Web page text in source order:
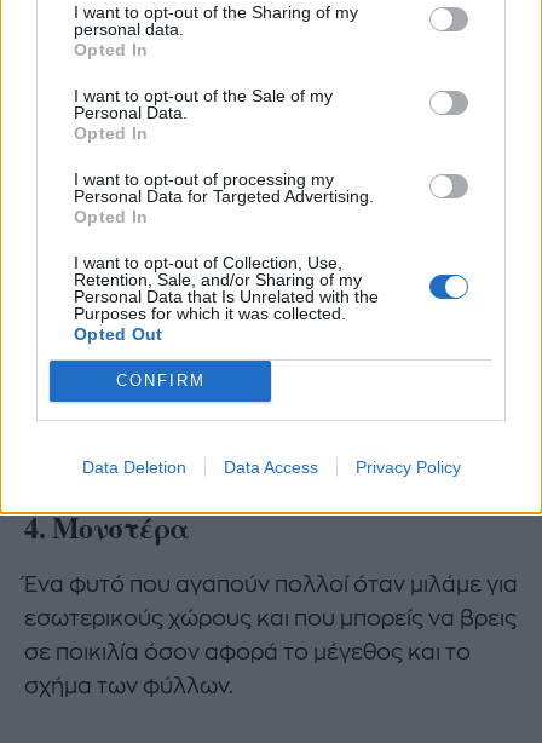
I want to opt-out of the Sharing of my
personal data.
Opted In
I want to opt-out of the Sale of my
Personal Data.
Opted In
I want to opt-out of processing my
Personal Data for Targeted Advertising.
Opted In
I want to opt-out of Collection, Use,
Retention, Sale, and/or Sharing of my
Personal Data that Is Unrelated with the
Purposes for which it was collected.
Opted Out
CONFIRM
Data Deletion Data Access Privacy Policy
Τα ζωηρά πράσινα φύλλα της Hoya
δημιουργούν μια όμορφη ατμόσφαιρα, ενώ τα
όμορφα ροζ άνθη της δίνουν μια πινελιά
εύκολη στη φροντίδα.
βιβλιοθήκη ή ντουλάπι. Οι κληματίδες της
κρέμονται κομψά, δημιουργώντας μια γήινη
αισθητική σε κάθε χώρο.
https://www.instagram.com/p/BhHv4O8BdVC
4. Μονστέρα
Ένα φυτό που αγαπούν πολλοί όταν μιλάμε για
εσωτερικούς χώρους και που μπορείς να βρεις
σε ποικιλία όσον αφορά το μέγεθος και το
σχήμα των φύλλων.